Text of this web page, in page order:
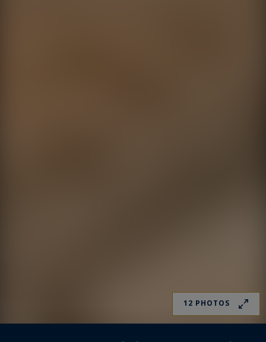
12 PHOTOS